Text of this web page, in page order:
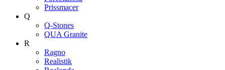
Prissmacer
Q
Q-Stones
QUA Granite
R
Ragno
Realistik